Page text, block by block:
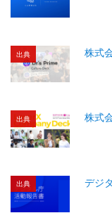
出典 株式
出典 株式
出典 デジ